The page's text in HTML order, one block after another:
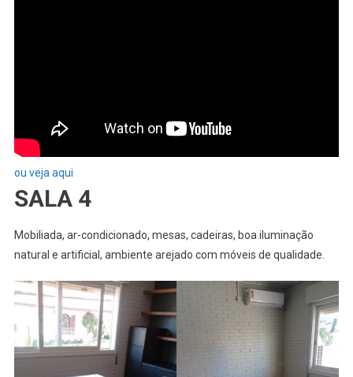
ou veja aqui
SALA 4
Mobiliada, ar-condicionado, mesas, cadeiras, boa iluminação
natural e artificial, ambiente arejado com móveis de qualidade.